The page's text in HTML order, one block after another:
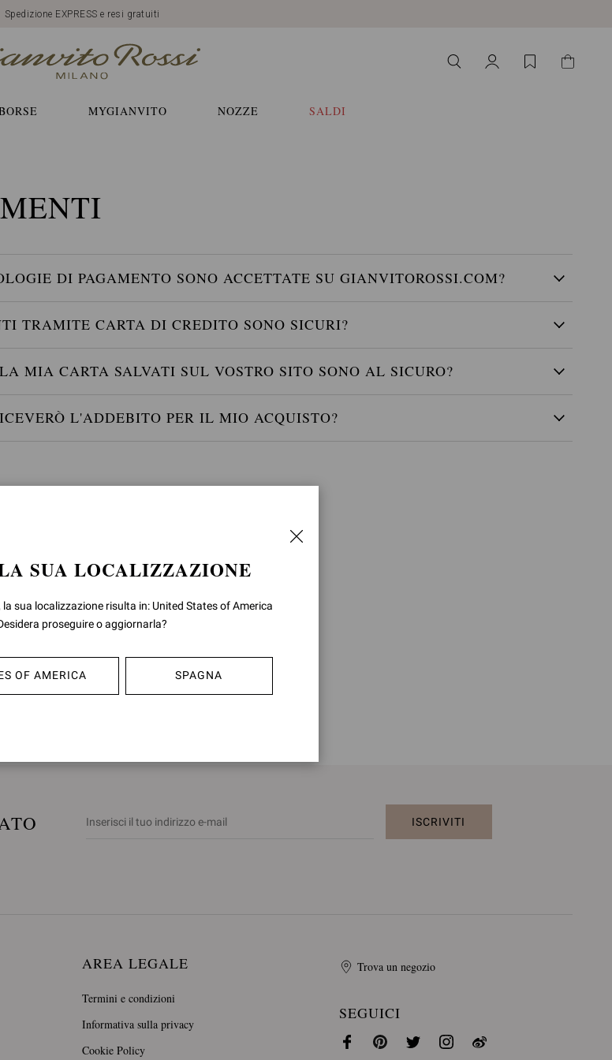
Spedizione EXPRESS e resi gratuiti
MYGIANVITO NOZZE SALDI
DI PAGAMENTO SONO ACCETTATE SU GIANVITOROSSI.COM?
TRAMITE CARTA DI CREDITO SONO SICURI?
MIA CARTA SALVATI SUL VOSTRO SITO SONO AL SICURO?
L'ADDEBITO PER IL MIO ACQUISTO?
ISCRIVITI
AREA LEGALE
Termini e condizioni
Informativa sulla privacy
Cookie Policy
Trova un negozio
SEGUICI
SUA LOCALIZZAZIONE
sua localizzazione risulta in: United States of America
proseguire o aggiornarla?
OF AMERICA SPAGNA